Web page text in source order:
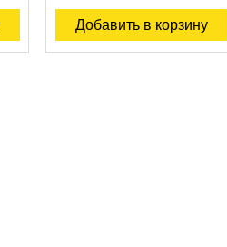
Добавить в корзину